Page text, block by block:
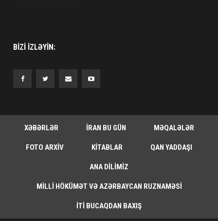
BIZI IZLƏYIN:
XƏBƏRLƏR İRAN BU GÜN MƏQALƏLƏR
FOTO ARXIV KITABLAR QAN YADDAŞI
ANA DILIMIZ
MILLI HÖKÜMƏT VƏ AZƏRBAYCAN RUZNAMƏSI
İTI BUCAQDAN BAXIŞ